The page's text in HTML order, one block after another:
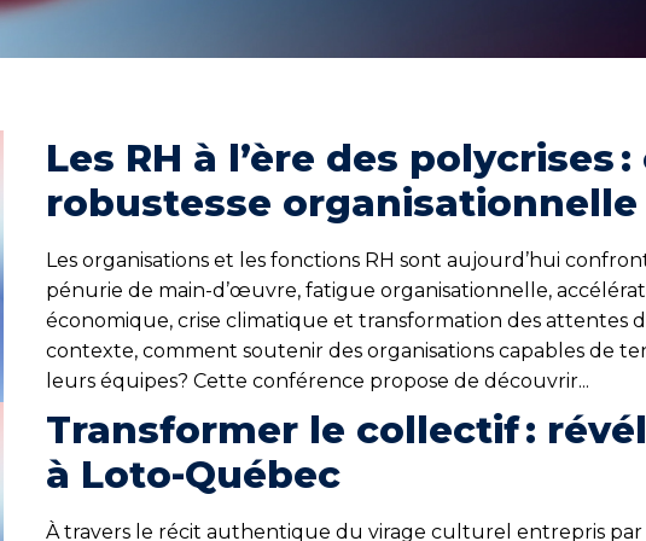
Les RH à l’ère des polycrises
robustesse organisationnelle
Les organisations et les fonctions RH sont aujourd’hui
pénurie de main-d’œuvre, fatigue organisationnelle,
économique, crise climatique et transformation des attentes
contexte, comment soutenir des organisations capables de
leurs équipes? Cette conférence propose de découvrir...
Transformer le collectif :
à Loto-Québec
À travers le récit authentique du virage culturel entrepris